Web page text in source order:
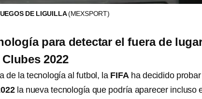
DE LIGUILLA(MEXSPORT)
para detectar el fuera de
2022
de la tecnología al futbol, la FIFAha decidido
la nueva tecnología que podría aparecer incluso